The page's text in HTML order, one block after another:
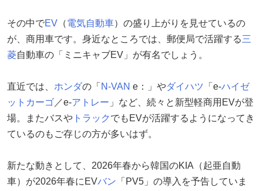
その中でEV （電気自動車）の盛り上がりを見せているの
が、商用車です。身近なところでは、郵便局で活躍する三
菱自動車の「ミニキャブEV」が有名でしょう。
直近では、 ホンダの「 N-VAN e：」やダイハツ 「e-ハイゼ
ットカーゴ ／e-アトレー 」など、続々と新型軽商用EVが登
場。またバスや トラック でもEVが活躍するようになってき
ているのもご存じの方が多いはず。
新たな動きとして、2026年春から韓国のKIA（起亜自動
車）が2026年春にEVバン 「PV5」の導入を予告していま